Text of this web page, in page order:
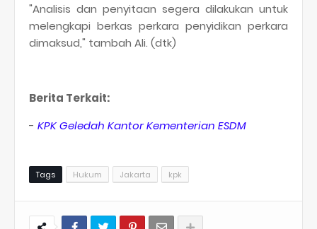
"Analisis dan penyitaan segera dilakukan untuk
melengkapi berkas perkara penyidikan perkara
dimaksud," tambah Ali. (dtk)
Berita Terkait:
- KPK Geledah Kantor Kementerian ESDM
Tags Hukum Jakarta kpk